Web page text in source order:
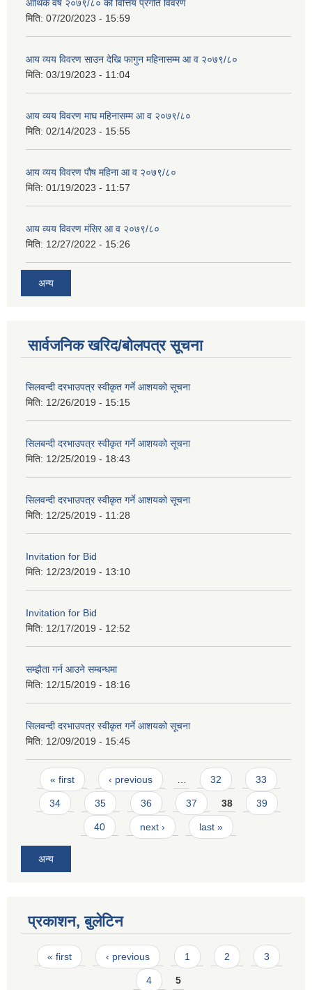
आर्थिक वर्ष २०७९/८० को वित्तिय प्रगति विवरण
मिति: 07/20/2023 - 15:59
आय व्यय विवरण साउन देखि फागुन महिनासम्म आ व २०७९/८०
मिति: 03/19/2023 - 11:04
आय व्यय विवरण माघ महिनासम्म आ व २०७९/८०
मिति: 02/14/2023 - 15:55
आय व्यय विवरण पौष महिना आ व २०७९/८०
मिति: 01/19/2023 - 11:57
आय व्यय विवरण मंसिर आ व २०७९/८०
मिति: 12/27/2022 - 15:26
अन्य
सार्वजनिक खरिद/बोलपत्र सूचना
सिलवन्दी दरभाउपत्र स्वीकृत गर्ने आशयको सूचना
मिति: 12/26/2019 - 15:15
सिलबन्दी दरभाउपत्र स्वीकृत गर्ने आशयको सूचना
मिति: 12/25/2019 - 18:43
सिलवन्दी दरभाउपत्र स्वीकृत गर्ने आशयको सूचना
मिति: 12/25/2019 - 11:28
Invitation for Bid
मिति: 12/23/2019 - 13:10
Invitation for Bid
मिति: 12/17/2019 - 12:52
सम्झैता गर्न आउने सम्बन्धमा
मिति: 12/15/2019 - 18:16
सिलवन्दी दरभाउपत्र स्वीकृत गर्ने आशयको सूचना
मिति: 12/09/2019 - 15:45
Pages
« first ‹ previous 32 33
34 35 36 37 38 39
40 next › last »
अन्य
प्रकाशन, बुलेटिन
Pages
« first ‹ previous 1 2 3
4 5